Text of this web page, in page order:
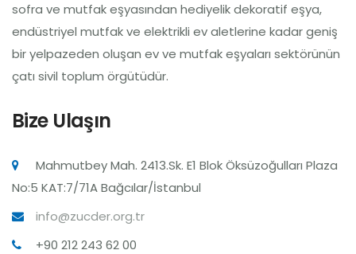
sofra ve mutfak eşyasından hediyelik dekoratif eşya,
endüstriyel mutfak ve elektrikli ev aletlerine kadar geniş
bir yelpazeden oluşan ev ve mutfak eşyaları sektörünün
çatı sivil toplum örgütüdür.
Bize Ulaşın
Mahmutbey Mah. 2413.Sk. E1 Blok Öksüzoğulları Plaza
No:5 KAT:7/71A Bağcılar/İstanbul
info@zucder.org.tr
+90 212 243 62 00